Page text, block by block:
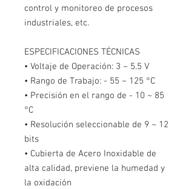
control y monitoreo de procesos
industriales, etc.
ESPECIFICACIONES TÉCNICAS
• Voltaje de Operación: 3 ~ 5.5 V
• Rango de Trabajo: - 55 ~ 125 °C
• Precisión en el rango de - 10 ~ 85
°C
• Resolución seleccionable de 9 ~ 12
bits
• Cubierta de Acero Inoxidable de
alta calidad, previene la humedad y
la oxidación